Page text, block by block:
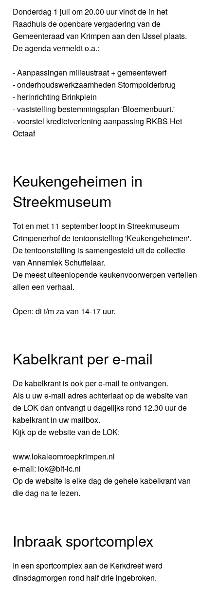
Donderdag 1 juli om 20.00 uur vindt de in het
Raadhuis de openbare vergadering van de
Gemeenteraad van Krimpen aan den IJssel plaats.
De agenda vermeldt o.a.:
- Aanpassingen milieustraat + gemeentewerf
- onderhoudswerkzaamheden Stormpolderbrug
- herinrichting Brinkplein
- vaststelling bestemmingsplan 'Bloemenbuurt.'
- voorstel kredietverlening aanpassing RKBS Het
Octaaf
Keukengeheimen in
Streekmuseum
Tot en met 11 september loopt in Streekmuseum
Crimpenerhof de tentoonstelling 'Keukengeheimen'.
De tentoonstelling is samengesteld uit de collectie
van Annemiek Schuttelaar.
De meest uiteenlopende keukenvoorwerpen vertellen
allen een verhaal.
Open: di t/m za van 14-17 uur.
Kabelkrant per e-mail
De kabelkrant is ook per e-mail te ontvangen.
Als u uw e-mail adres achterlaat op de website van
de LOK dan ontvangt u dagelijks rond 12.30 uur de
kabelkrant in uw mailbox.
Kijk op de website van de LOK:
www.lokaleomroepkrimpen.nl
e-mail: lok@bit-ic.nl
Op de website is elke dag de gehele kabelkrant van
die dag na te lezen.
Inbraak sportcomplex
In een sportcomplex aan de Kerkdreef werd
dinsdagmorgen rond half drie ingebroken.